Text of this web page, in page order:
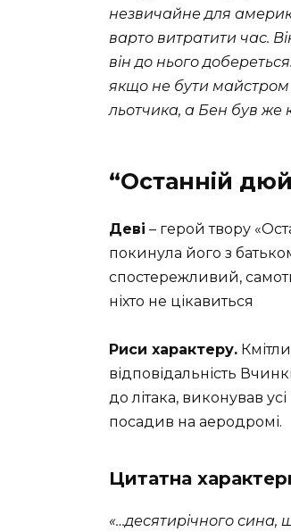
незвичайне для
варто витратити час.
вiн до нього
якщо не бути майстром
льотчика, а Бен був же
“Останній
Деві – герой твору
покинула його з
спостережливий,
ніхто не цікавиться
Риси характеру.
відповідальність
до літака, виконував
посадив на аеродромі.
Цитатна
«…десятирiчного сина,